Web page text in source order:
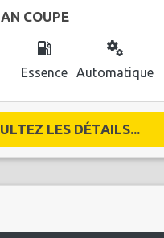
COUPE
local_gas_station
Essence
miscellaneous_services
Automatique
LES DÉTAILS...